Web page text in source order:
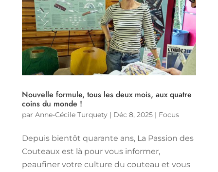
Nouvelle formule, tous les deux mois, aux quatre
coins du monde !
par Anne-Cécile Turquety| Déc 8, 2025| Focus
Depuis bientôt quarante ans, La Passion des
Couteaux est là pour vous informer,
peaufiner votre culture du couteau et vous